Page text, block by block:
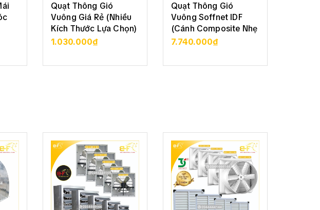
Quạt Thông Gió
Vuông Giá Rẻ (Nhiều
Kích Thước Lựa Chọn)
1.030.000₫
XEM CHI TIẾT
Quạt Thông Gió
Vuông Soffnet IDF
(Cánh Composite Nhẹ
Bền)
7.740.000₫
XEM CHI TIẾT